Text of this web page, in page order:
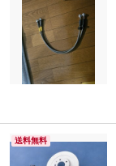
送料無料